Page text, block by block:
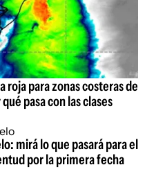
roja para zonas costeras de
pasa con las clases
mirá lo que pasará para el
por la primera fecha